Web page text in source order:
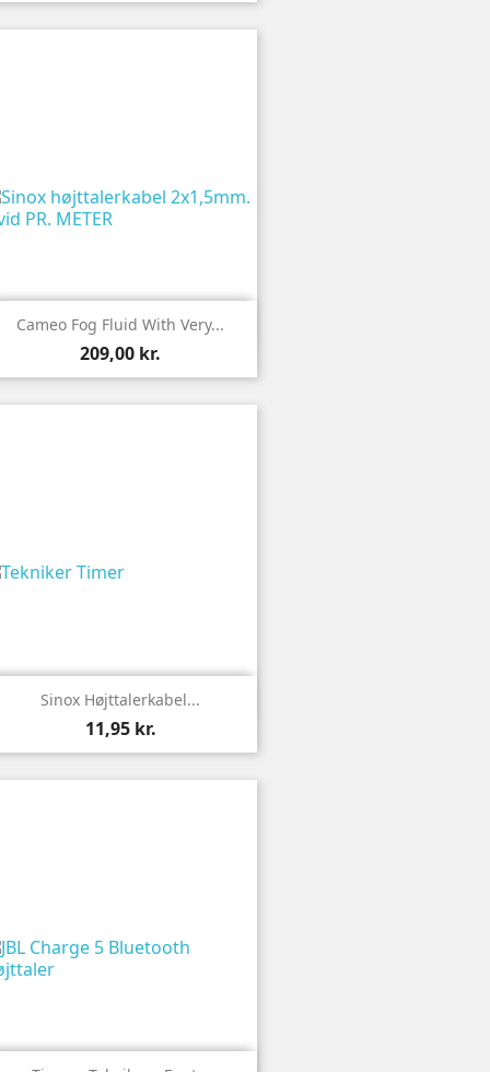
 Vis
Cameo Fog Fluid With Very...
209,00 kr.
 Vis
Sinox Højttalerkabel...
11,95 kr.